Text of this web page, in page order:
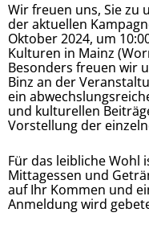
Wir freuen uns, Sie zu
der aktuellen
Oktober 2024, um
Kulturen in Mainz
Besonders freuen wir
Binz an der
ein
und kulturellen
Vorstellung der
Für das leibliche Wohl
Mittagessen und
auf Ihr Kommen und
Anmeldung wird